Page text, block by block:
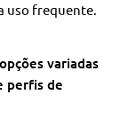
uso frequente.
variadas
perfis de